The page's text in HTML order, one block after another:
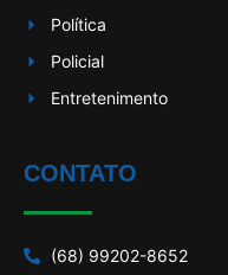
Política
Policial
Entretenimento
CONTATO
(68) 99202-8652